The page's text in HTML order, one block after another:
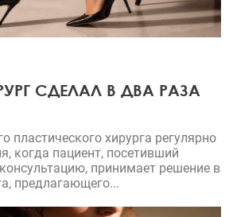
СДЕЛАЛ В ДВА РАЗА
пластического хирурга регулярно
когда пациент, посетивший
принимает решение в
предлагающего...